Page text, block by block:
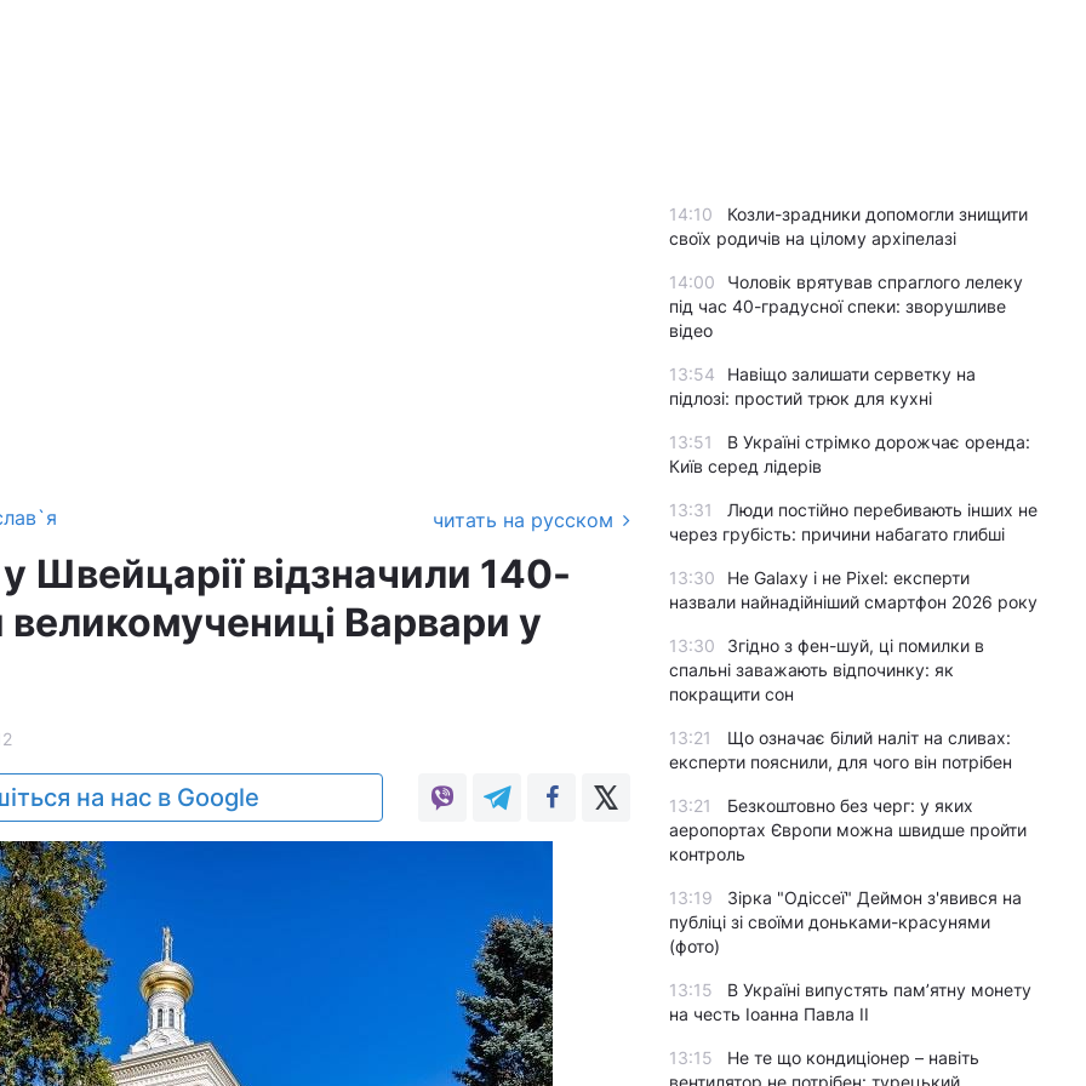
читать на русском
Швейцарії відзначили 140-
великомучениці Варвари у
на нас в Google
14:10
Козли-зрадники допомогли знищити
своїх родичів на цілому архіпелазі
14:00
Чоловік врятував спраглого лелеку
під час 40-градусної спеки: зворушливе
відео
13:54
Навіщо залишати серветку на
підлозі: простий трюк для кухні
13:51
В Україні стрімко дорожчає оренда:
Київ серед лідерів
13:31
Люди постійно перебивають інших не
через грубість: причини набагато глибші
13:30
Не Galaxy і не Pixel: експерти
назвали найнадійніший смартфон 2026 року
13:30
Згідно з фен-шуй, ці помилки в
спальні заважають відпочинку: як
покращити сон
13:21
Що означає білий наліт на сливах:
експерти пояснили, для чого він потрібен
13:21
Безкоштовно без черг: у яких
аеропортах Європи можна швидше пройти
контроль
13:19
Зірка "Одіссеї" Деймон з'явився на
публіці зі своїми доньками-красунями
(фото)
13:15
В Україні випустять пам’ятну монету
на честь Іоанна Павла II
13:15
Не те що кондиціонер – навіть
вентилятор не потрібен: турецький